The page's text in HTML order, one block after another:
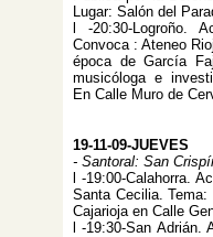
Lugar: Salón del
l -20:30-Logroño.
Convoca : Ateneo
época de García
musicóloga e
En Calle Muro de
19-11-09-JUEVES
- Santoral: San
l -19:00-Calahorra.
Santa Cecilia. Tema:
Cajarioja en Calle
l -19:30-San